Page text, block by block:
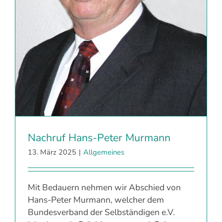
Nachruf Hans-Peter Murmann
13. März 2025 | Allgemeines
Mit Bedauern nehmen wir Abschied von
Hans-Peter Murmann, welcher dem
Bundesverband der Selbständigen e.V.